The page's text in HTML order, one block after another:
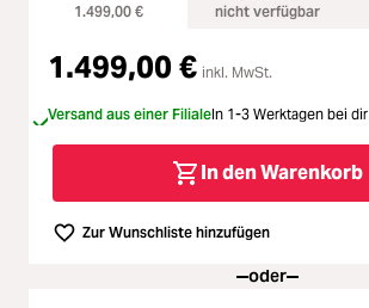
Second Hand
1.499,00 € nicht verfügbar
1.499,00 € inkl. MwSt.
Versand aus einer FilialeIn 1-3 Werktagen bei dir
In den Warenkorb
Zur Wunschliste hinzufügen
oder